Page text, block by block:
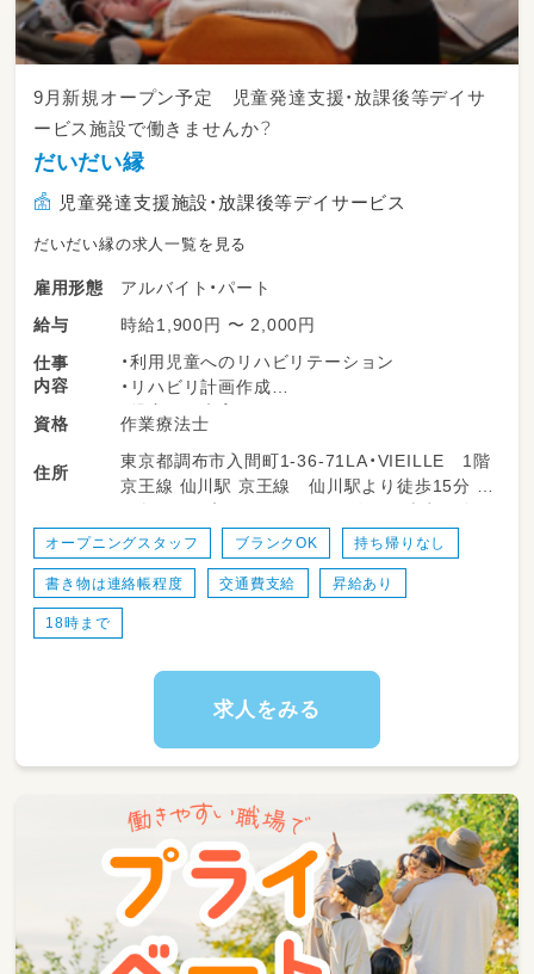
9月新規オープン予定 児童発達支援・放課後等デイサ
ービス施設で働きませんか？
だいだい縁
児童発達支援施設・放課後等デイサービス
だいだい縁の求人一覧を見る
雇用形態
アルバイト・パート
給与
時給1,900円 〜 2,000円
仕事
内容
・利用児童へのリハビリテーション
・リハビリ計画作成
・児童への療育サポート
・日常生活支援（食事介助やトイレ介助など）
・送迎業務（添乗）
・会議への参加
業）
・他事業所への転勤や応援等はありません
※勤務時間によって、残業が発生しないよう
に業務量・内容は調整いたします
資格 作業療法士
住所
東京都調布市入間町1-36-71LA・VIEILLE 1階
京王線 仙川駅 京王線 仙川駅より徒歩15分 小
オープニングスタッフ ブランクOK 持ち帰りなし
書き物は連絡帳程度 交通費支給 昇給あり
18時まで
求人をみる